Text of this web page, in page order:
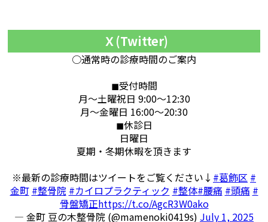
Ｘ(Twitter)
○通常時の診療時間のご案内
◼︎受付時間
月～土曜祝日 9:00～12:30
月～金曜日 16:00～20:30
◼︎休診日
日曜日
夏期・冬期休暇を頂きます
※最新の診療時間はツイートをご覧ください↓ #葛飾区 #
金町 #整骨院 #カイロプラクティック #整体#腰痛 #頭痛 #
骨盤矯正https://t.co/AgcR3W0ako
— 金町 豆の木整骨院 (@mamenoki0419s) July 1, 2025